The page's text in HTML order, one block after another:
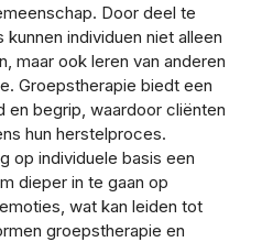
Door deel te
individuen niet alleen
maar ook leren van anderen
Groepstherapie biedt een
en begrip, waardoor cliënten
hun herstelproces.
op individuele basis een
dieper in te gaan op
wat kan leiden tot
groepstherapie en